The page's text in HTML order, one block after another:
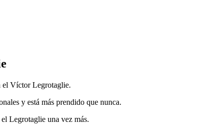
el Víctor Legrotaglie.
y está más prendido que nunca.
Legrotaglie una vez más.